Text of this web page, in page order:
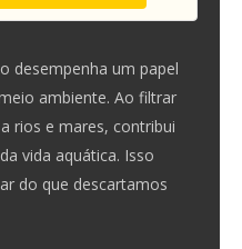
desempenha um papel
ambiente. Ao filtrar
rios e mares, contribui
vida aquática. Isso
do que descartamos